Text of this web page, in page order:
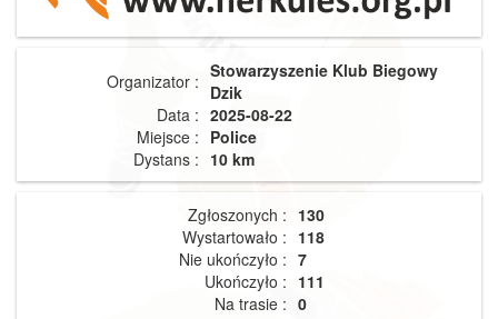
Organizator : Stowarzyszenie Klub Biegowy
Dzik
Data : 2025-08-22
Miejsce : Police
Dystans : 10 km
Zgłoszonych : 130
Wystartowało : 118
Nie ukończyło : 7
Ukończyło : 111
Na trasie : 0